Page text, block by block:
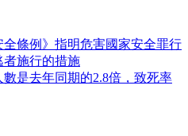
條例》指明危害國家安全罪行
者施行的措施
數是去年同期的2.8倍，致死率